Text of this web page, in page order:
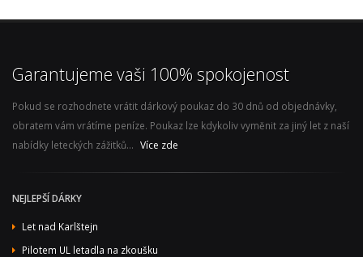
Garantujeme vaši 100% spokojenost
Pokud se rozhodnete vrátit dárkový poukaz do 30 dnů od objednávky,
obratem vám vrátíme peníze. Poukaz lze kdykoliv vyměnit za jiný let z naší
nabídky leteckých zážitků... Více zde
NEJLEPŠÍ DÁRKY
Let nad Karlštejn
Pilotem UL letadla na zkoušku